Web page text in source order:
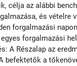
célja az alábbi
és vételre
forgalmazási
forgalmazási
A Részalap az
befektetők a